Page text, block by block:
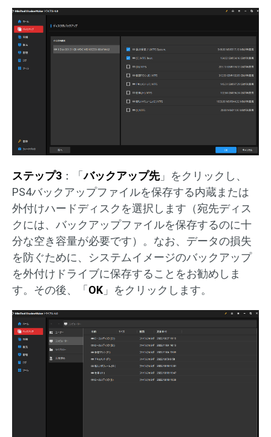
ステップ3 ：「バックアップ先」をクリックし、
PS4バックアップファイルを保存する内蔵または
外付けハードディスクを選択します（宛先ディス
クには、バックアップファイルを保存するのに十
分な空き容量が必要です）。なお、データの損失
を防ぐために、システムイメージのバックアップ
を外付けドライブに保存することをお勧めしま
す。その後、「OK 」をクリックします。